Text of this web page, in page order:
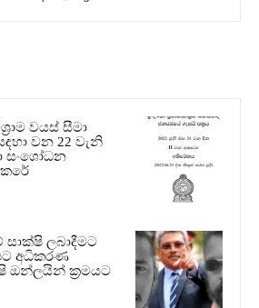
වයස් සීමා
වන 22 වැනි
සංශෝධන
ලබාදීමට
අධිකරණ
ඔන්ලයින් ක්‍රමයට